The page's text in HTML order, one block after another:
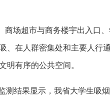
商场超市与商务楼宇出入口
、在人群密集处和主要人行
明有序的公共空间。
测结果显示，我省大学生吸